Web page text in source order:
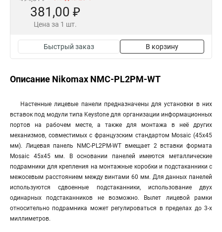
381,00 ₽
Цена за 1 шт.
Быстрый заказ В корзину
Описание Nikomax NMC-PL2PM-WT
Настенные лицевые панели предназначены для установки в них
вставок под модули типа Keystone для организации информационных
портов на рабочем месте, а также для монтажа в неё других
механизмов, совместимых с французским стандартом Mosaic (45х45
мм). Лицевая панель NMC-PL2PM-WT вмещает 2 вставки формата
Mosaic 45х45 мм. В основании панелей имеются металлические
подрамники для крепления на монтажные коробки и подстаканники с
межосевым расстоянием между винтами 60 мм. Для данных панелей
используются сдвоенные подстаканники, использование двух
одинарных подстаканников не возможно. Вылет лицевой рамки
относительно подрамника может регулироваться в пределах до 3-х
миллиметров.